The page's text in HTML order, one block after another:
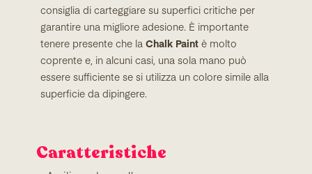
consiglia di carteggiare su superfici critiche per
garantire una migliore adesione. È importante
tenere presente che la Chalk Paint è molto
coprente e, in alcuni casi, una sola mano può
essere sufficiente se si utilizza un colore simile alla
superficie da dipingere.
Caratteristiche